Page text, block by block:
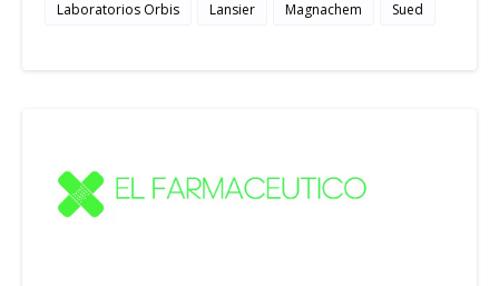
Laboratorios Orbis
Lansier Magnachem Sued